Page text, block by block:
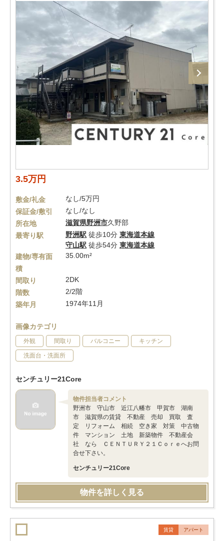
3.5万円
敷金/礼金
なし/5万円
保証金/敷引
なし/なし
所在地
滋賀県野洲市久野部
最寄り駅
野洲駅 徒歩10分 東海道本線
守山駅 徒歩54分 東海道本線
建物/専有面
積
35.00m²
間取り
2DK
階数
2/2階
築年月
1974年11月
画像カテゴリ
外観 間取り バルコニー キッチン
洗面台・洗面所
センチュリー21Core
物件担当者コメント
野洲市 守山市 近江八幡市 甲賀市 湖南
市 滋賀県の賃貸 不動産 売却 買取 査
定 リフォーム 相続 空き家 対策 中古物
件 マンション 土地 新築物件 不動産会
社 なら ＣＥＮＴＵＲＹ２１Ｃｏｒｅへお問
合せ下さい。
センチュリー21Core
物件を詳しく見る
賃貸 アパート